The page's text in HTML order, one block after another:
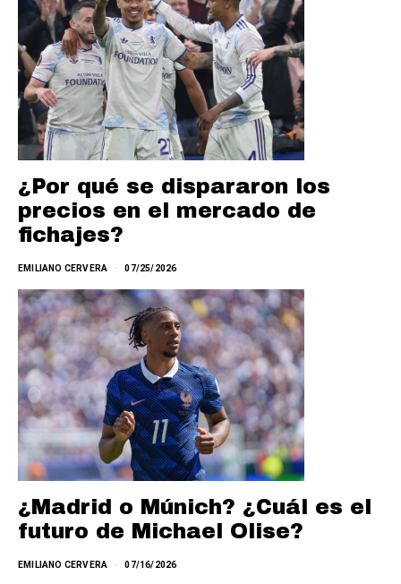
¿Por qué se dispararon los
precios en el mercado de
fichajes?
EMILIANO CERVERA 07/25/2026
¿Madrid o Múnich? ¿Cuál es el
futuro de Michael Olise?
EMILIANO CERVERA 07/16/2026